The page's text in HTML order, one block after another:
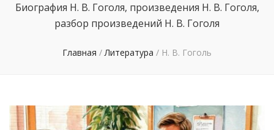
Биография Н. В. Гоголя, произведения Н. В. Гоголя,
разбор произведений Н. В. Гоголя
Главная / Литература / Н. В. Гоголь